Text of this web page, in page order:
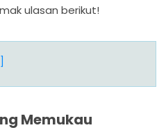
ulasan berikut!
Memukau